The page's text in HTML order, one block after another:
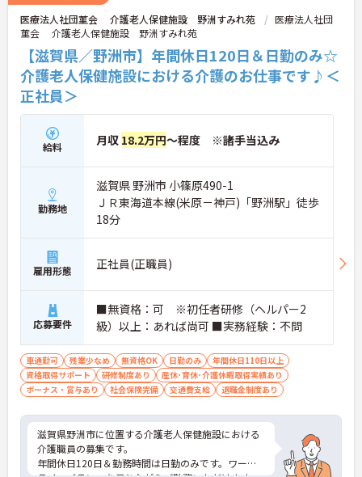
医療法人社団菫会 介護老人保健施設 野洲すみれ苑
医療法人社団
菫会 介護老人保健施設 野洲すみれ苑
【滋賀県／野洲市】年間休日120日＆日勤のみ☆
介護老人保健施設における介護のお仕事です♪＜
正社員＞
給料 月収 18.2万円～程度 ※諸手当込み
勤務地
滋賀県 野洲市 小篠原490-1
ＪＲ東海道本線(米原－神戸)「野洲駅」徒歩
18分
雇用形態 正社員(正職員)
応募要件
■無資格：可 ※初任者研修（ヘルパー2
級）以上：あれば尚可 ■実務経験：不問
車通勤可 残業少なめ 無資格OK 日勤のみ
年間休日110日以上
資格取得サポート
研修制度あり
産休･育休･介護休暇取得実績あり
ボーナス・賞与あり
社会保険完備 交通費支給 退職金制度あり
滋賀県野洲市に位置する介護老人保健施設における
介護職員の募集です。
年間休日120日＆勤務時間は日勤のみです。ワーク